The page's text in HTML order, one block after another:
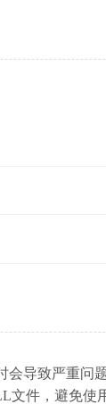
会导致严重
件，避免使